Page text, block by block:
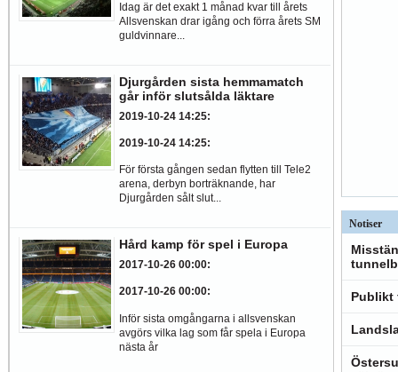
Idag är det exakt 1 månad kvar till årets
Allsvenskan drar igång och förra årets SM
guldvinnare...
Djurgården sista hemmamatch
går inför slutsålda läktare
2019-10-24 14:25:
2019-10-24 14:25:
För första gången sedan flytten till Tele2
arena, derbyn borträknande, har
Djurgården sålt slut...
Hård kamp för spel i Europa
2017-10-26 00:00:
2017-10-26 00:00:
Inför sista omgångarna i allsvenskan
avgörs vilka lag som får spela i Europa
nästa år
Notiser
Publikt